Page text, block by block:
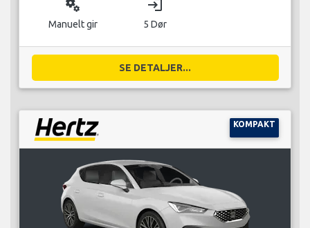
miscellaneous_services
Manuelt gir
login
5 Dør
SE DETALJER...
KOMPAKT